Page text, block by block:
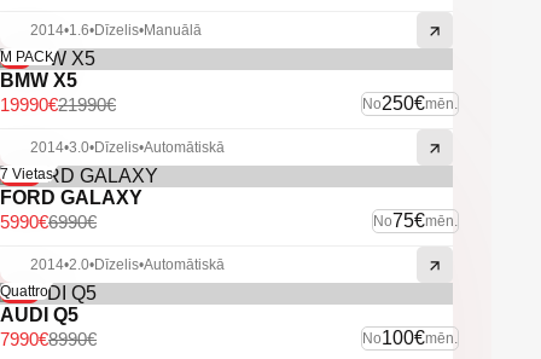
-Aklo zonu asistents.
-Start/Stop.
-U.C. ekstras.
2014•1.6•Dīzelis•Manuālā
-9%
M PACK
BMW X5
No250€mēn.
21990€
19990€
2014•3.0•Dīzelis•Automātiskā
-14%
7 Vietas
FORD GALAXY
No75€mēn.
6990€
5990€
2014•2.0•Dīzelis•Automātiskā
-11%
Quattro
AUDI Q5
No100€mēn.
8990€
7990€